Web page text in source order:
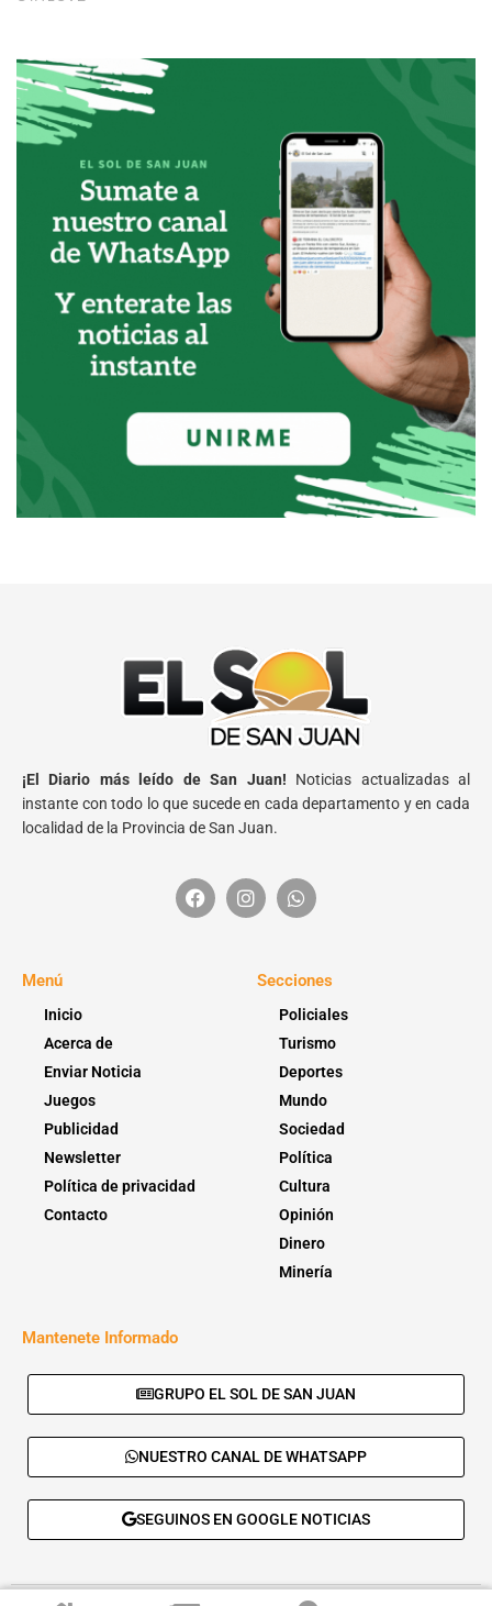
¡El Diario más leído de San Juan! Noticias actualizadas al
instante con todo lo que sucede en cada departamento y en cada
localidad de la Provincia de San Juan.
Menú
Inicio
Acerca de
Enviar Noticia
Juegos
Publicidad
Newsletter
Política de privacidad
Contacto
Secciones
Policiales
Turismo
Deportes
Mundo
Sociedad
Política
Cultura
Opinión
Dinero
Minería
Mantenete Informado
GRUPO EL SOL DE SAN JUAN
NUESTRO CANAL DE WHATSAPP
SEGUINOS EN GOOGLE NOTICIAS